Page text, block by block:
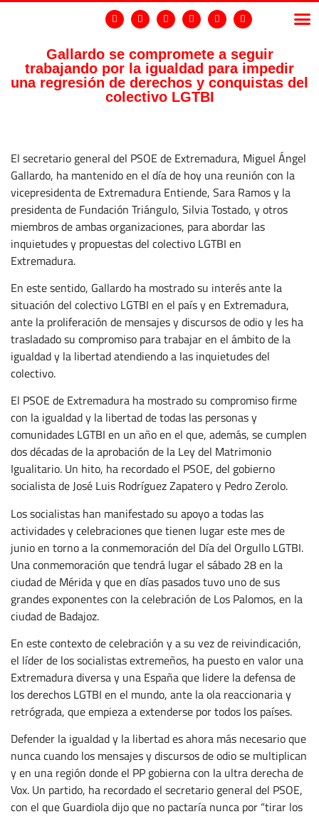
Gallardo se compromete a seguir
trabajando por la igualdad para impedir
una regresión de derechos y conquistas del
colectivo LGTBI
El secretario general del PSOE de Extremadura, Miguel Ángel
Gallardo, ha mantenido en el día de hoy una reunión con la
vicepresidenta de Extremadura Entiende, Sara Ramos y la
presidenta de Fundación Triángulo, Silvia Tostado, y otros
miembros de ambas organizaciones, para abordar las
inquietudes y propuestas del colectivo LGTBI en
Extremadura.
En este sentido, Gallardo ha mostrado su interés ante la
situación del colectivo LGTBI en el país y en Extremadura,
ante la proliferación de mensajes y discursos de odio y les ha
trasladado su compromiso para trabajar en el ámbito de la
igualdad y la libertad atendiendo a las inquietudes del
colectivo.
El PSOE de Extremadura ha mostrado su compromiso firme
con la igualdad y la libertad de todas las personas y
comunidades LGTBI en un año en el que, además, se cumplen
dos décadas de la aprobación de la Ley del Matrimonio
Igualitario. Un hito, ha recordado el PSOE, del gobierno
socialista de José Luis Rodríguez Zapatero y Pedro Zerolo.
Los socialistas han manifestado su apoyo a todas las
actividades y celebraciones que tienen lugar este mes de
junio en torno a la conmemoración del Día del Orgullo LGTBI.
Una conmemoración que tendrá lugar el sábado 28 en la
ciudad de Mérida y que en días pasados tuvo uno de sus
grandes exponentes con la celebración de Los Palomos, en la
ciudad de Badajoz.
En este contexto de celebración y a su vez de reivindicación,
el líder de los socialistas extremeños, ha puesto en valor una
Extremadura diversa y una España que lidere la defensa de
los derechos LGTBI en el mundo, ante la ola reaccionaria y
retrógrada, que empieza a extenderse por todos los países.
Defender la igualdad y la libertad es ahora más necesario que
nunca cuando los mensajes y discursos de odio se multiplican
y en una región donde el PP gobierna con la ultra derecha de
Vox. Un partido, ha recordado el secretario general del PSOE,
con el que Guardiola dijo que no pactaría nunca por “tirar los